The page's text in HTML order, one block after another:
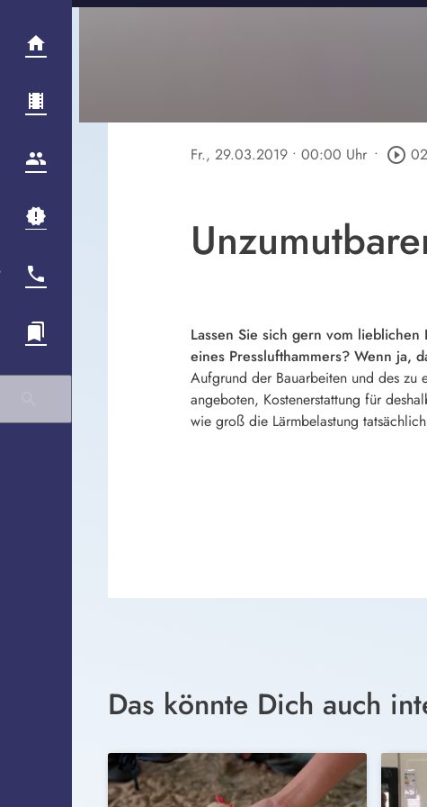
Fr., 29.03.2019 • 00:00 Uhr • play_circle_outline
Lassen Sie sich gern vom
eines Presslufthammers? Wenn ja,
Aufgrund der Bauarbeiten und des zu
angeboten, Kostenerstattung für
wie groß die Lärmbelastung
Das könnte Dich auch